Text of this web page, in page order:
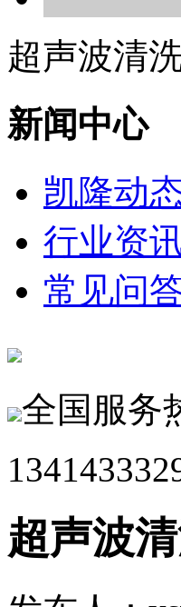
超声波清
新闻中心
凯隆动
行业资
常见问
全国服务
超声波